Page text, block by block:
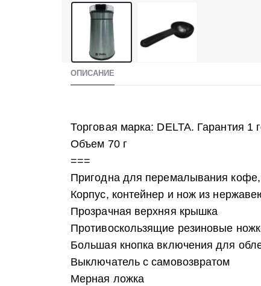
ОПИСАНИЕ
Торговая марка: DELTA. Гарантия
Объем 70 г
===
Пригодна для перемалывания кофе,
Корпус, контейнер и нож из
Прозрачная верхняя крышка
Противоскользящие резиновые
Большая кнопка включения для
Выключатель с самовозвратом
Мерная ложка